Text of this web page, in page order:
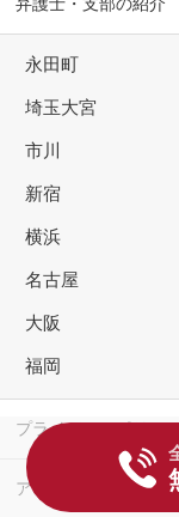
弁護士・支部の紹介
永田町
埼玉大宮
市川
新宿
横浜
名古屋
大阪
福岡
プライバシーポリシ
アトム公式サイト